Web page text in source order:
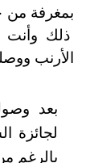
بمغرفة من
ذلك وأنت
الأرنب
بعد
لجائزة
بالرغم